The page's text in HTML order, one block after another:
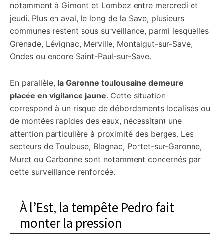
notamment à Gimont et Lombez entre mercredi et
jeudi. Plus en aval, le long de la Save, plusieurs
communes restent sous surveillance, parmi lesquelles
Grenade, Lévignac, Merville, Montaigut-sur-Save,
Ondes ou encore Saint-Paul-sur-Save.
En parallèle, la Garonne toulousaine demeure
placée en vigilance jaune. Cette situation
correspond à un risque de débordements localisés ou
de montées rapides des eaux, nécessitant une
attention particulière à proximité des berges. Les
secteurs de Toulouse, Blagnac, Portet-sur-Garonne,
Muret ou Carbonne sont notamment concernés par
cette surveillance renforcée.
À l’Est, la tempête Pedro fait
monter la pression